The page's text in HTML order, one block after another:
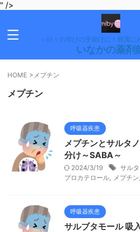
" />
～日々の学びの手助けに！簡潔に
いなかの薬剤
HOME > メプチン
メプチン
呼吸器疾患
メプチンとサルタ
分け～SABA～
2024/3/19 サル
プロカテロール
メプチン
呼吸器疾患
サルブタモール 吸